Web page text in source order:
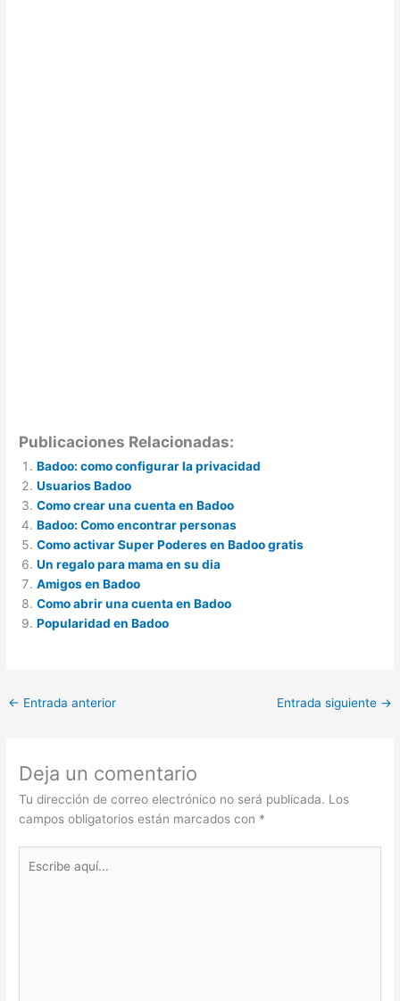
Publicaciones Relacionadas:
Badoo: como configurar la privacidad
Usuarios Badoo
Como crear una cuenta en Badoo
Badoo: Como encontrar personas
Como activar Super Poderes en Badoo gratis
Un regalo para mama en su dia
Amigos en Badoo
Como abrir una cuenta en Badoo
Popularidad en Badoo
← Entrada anterior Entrada siguiente →
Deja un comentario
Tu dirección de correo electrónico no será publicada. Los
campos obligatorios están marcados con *
aquí...